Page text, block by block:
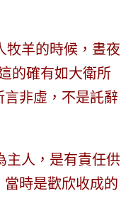
牧羊的時候，晝夜
的確有如大衛所
非虛，不是託辭
主人，是有責任供
時是歡欣收成的